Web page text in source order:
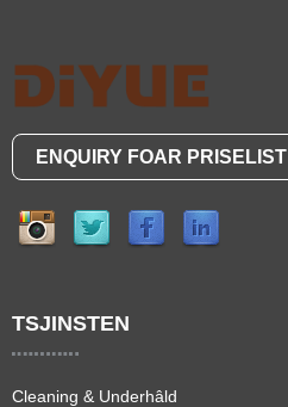
ENQUIRY FOAR PRISELIST
TSJINSTEN
Cleaning & Underhâld